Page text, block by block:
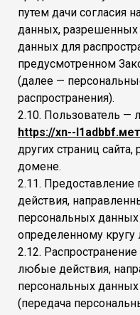
путем дачи согласия
данных,
данных для
предусмотренном
(далее —
распространения).
2.10. Пользователь —
https://xn--
других страниц
домене.
2.11.
действия,
персональных
определенному кругу
2.12.
любые действия,
персональных
(передача